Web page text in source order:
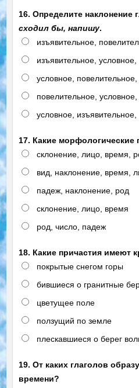
16. Определите наклонение
сходил бы, напишу.
изъявительное,
изъявительное,
условное,
повелительное,
условное,
17. Какие морфологические
склонение, лицо, время,
вид, наклонение, время,
падеж, наклонение, род
склонение, лицо, время
род, число, падеж
18. Какие причастия имеют
покрытые снегом горы
бившиеся о гранитные
цветущее поле
ползущий по земле
плескавшиеся о берег
19. От каких глаголов
времени?